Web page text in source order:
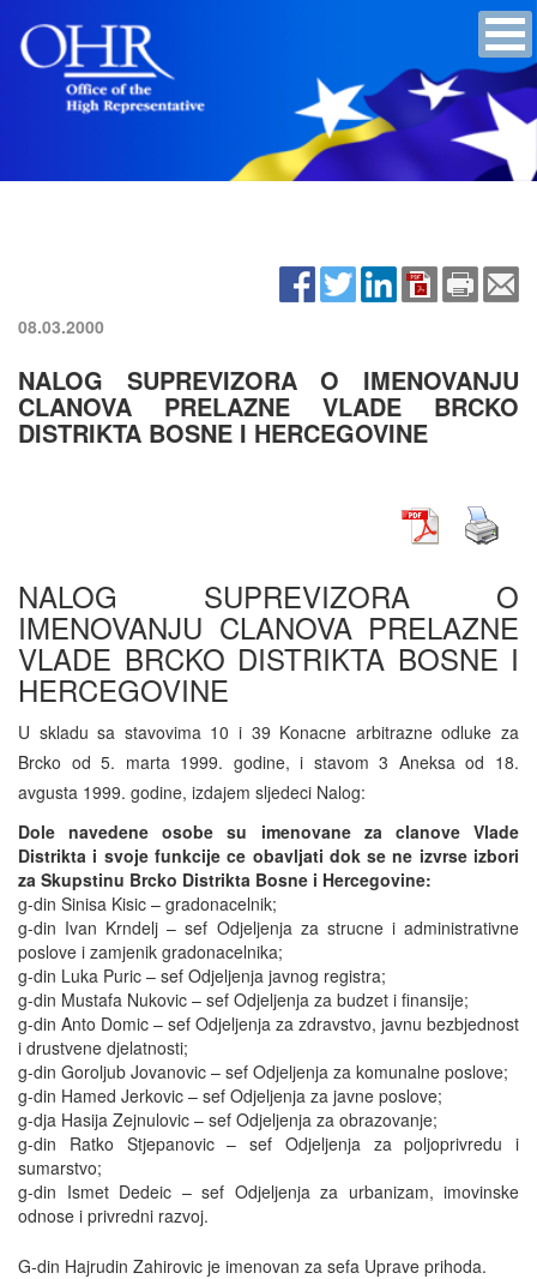
08.03.2000
NALOG SUPREVIZORA O IMENOVANJU
CLANOVA PRELAZNE VLADE BRCKO
DISTRIKTA BOSNE I HERCEGOVINE
NALOG SUPREVIZORA O
IMENOVANJU CLANOVA PRELAZNE
VLADE BRCKO DISTRIKTA BOSNE I
HERCEGOVINE
U skladu sa stavovima 10 i 39 Konacne arbitrazne odluke za
Brcko od 5. marta 1999. godine, i stavom 3 Aneksa od 18.
avgusta 1999. godine, izdajem sljedeci Nalog:
Dole navedene osobe su imenovane za clanove Vlade
Distrikta i svoje funkcije ce obavljati dok se ne izvrse izbori
za Skupstinu Brcko Distrikta Bosne i Hercegovine:
g-din Sinisa Kisic – gradonacelnik;
g-din Ivan Krndelj – sef Odjeljenja za strucne i administrativne
poslove i zamjenik gradonacelnika;
g-din Luka Puric – sef Odjeljenja javnog registra;
g-din Mustafa Nukovic – sef Odjeljenja za budzet i finansije;
g-din Anto Domic – sef Odjeljenja za zdravstvo, javnu bezbjednost
i drustvene djelatnosti;
g-din Goroljub Jovanovic – sef Odjeljenja za komunalne poslove;
g-din Hamed Jerkovic – sef Odjeljenja za javne poslove;
g-dja Hasija Zejnulovic – sef Odjeljenja za obrazovanje;
g-din Ratko Stjepanovic – sef Odjeljenja za poljoprivredu i
sumarstvo;
g-din Ismet Dedeic – sef Odjeljenja za urbanizam, imovinske
odnose i privredni razvoj.
G-din Hajrudin Zahirovic je imenovan za sefa Uprave prihoda.